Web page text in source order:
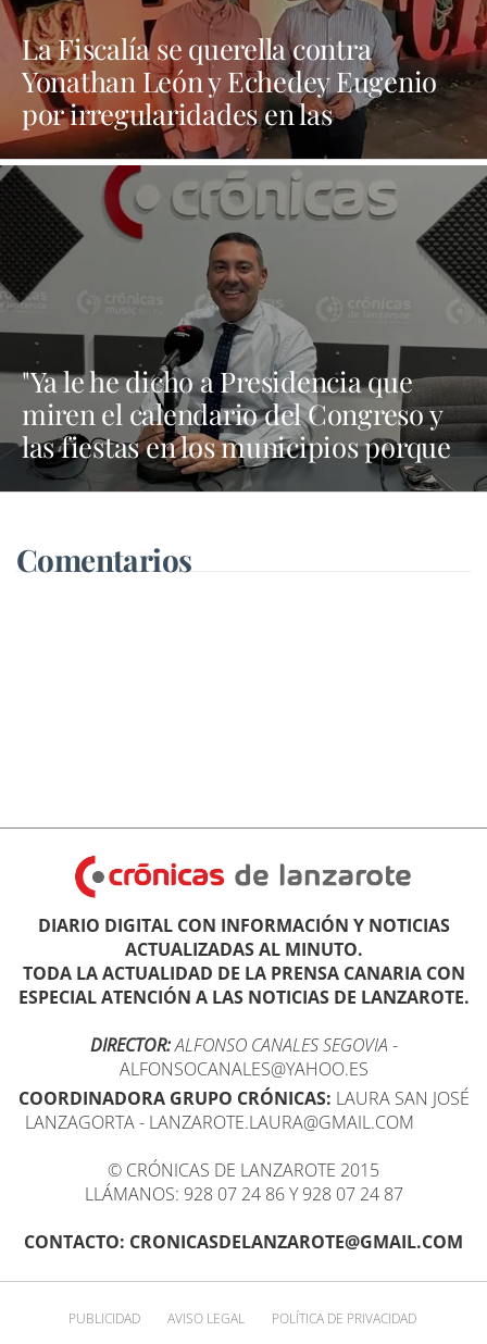
La Fiscalía se querella contra
Yonathan León y Echedey Eugenio
por irregularidades en las
contrataciones de las fiestas
"Ya le he dicho a Presidencia que
miren el calendario del Congreso y
las fiestas en los municipios porque
Dolores Corujo estaba en un fiesta
pleno"
Comentarios
DIARIO DIGITAL CON INFORMACIÓN Y NOTICIAS
ACTUALIZADAS AL MINUTO.
TODA LA ACTUALIDAD DE LA PRENSA CANARIA CON
ESPECIAL ATENCIÓN A LAS NOTICIAS DE LANZAROTE.
DIRECTOR:ALFONSO CANALES SEGOVIA -
ALFONSOCANALES@YAHOO.ES
COORDINADORA GRUPO CRÓNICAS: LAURA SAN JOSÉ
LANZAGORTA - LANZAROTE.LAURA@GMAIL.COM
© CRÓNICAS DE LANZAROTE 2015
LLÁMANOS: 928 07 24 86 Y 928 07 24 87
CONTACTO: CRONICASDELANZAROTE@GMAIL.COM
PUBLICIDAD AVISO LEGAL POLÍTICA DE PRIVACIDAD